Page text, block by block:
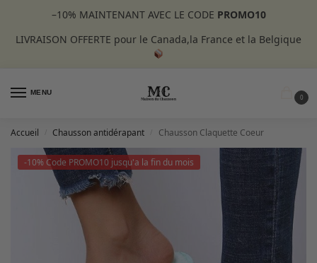
–10% MAINTENANT AVEC LE CODE PROMO10
LIVRAISON OFFERTE pour le Canada,la France et la Belgique
MENU
0
Accueil Chausson antidérapant Chausson Claquette Coeur
-10% Code PROMO10 jusqu'a la fin du mois